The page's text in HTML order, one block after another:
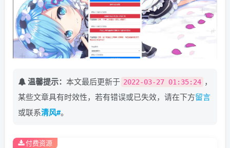
温馨提示： 本文最后更新于 2022-03-27 01:35:24 ，
某些文章具有时效性，若有错误或已失效，请在下方留言
或联系清风#。
付费资源